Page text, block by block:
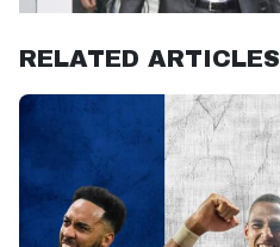
RELATED ARTICLES